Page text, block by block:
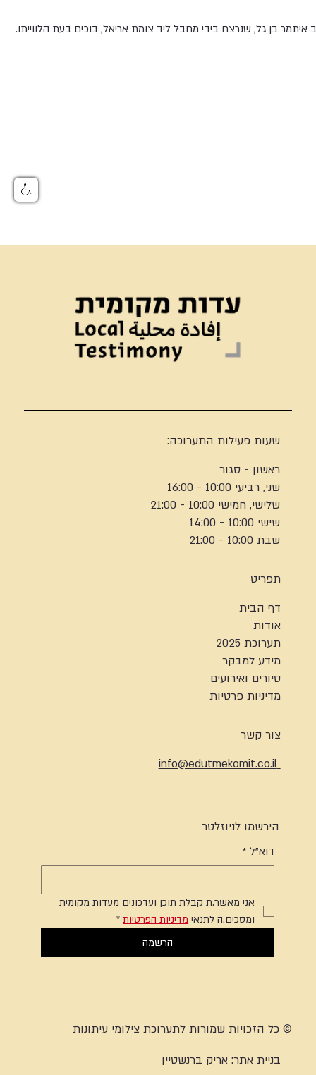
בן גל, שנרצח בידי מחבל ליד צומת אריאל, בוכים בעת הלווייתו.
שעות פעילות התערוכה:
ראשון - סגור
שני, רביעי 10:00 - 16:00
שלישי, חמישי 10:00 - 21:00
שישי 10:00 - 14:00
שבת 10:00 - 21:00
תפריט
דף הבית
אודות
תערוכת 2025
מידע למבקר
סיורים ואירועים
מדיניות פרטיות
צור קשר
info@edutmekomit.co.il
הירשמו לניוזלטר
דוא"ל *
אני מאשר.ת קבלת תוכן ועדכונים מעדות מקומית
ומסכים.ה לתנאי מדיניות הפרטיות *
הרשמה
© כל הזכויות שמורות לתערוכת צילומי עיתונות
בניית אתר:אריק ברנשטיין